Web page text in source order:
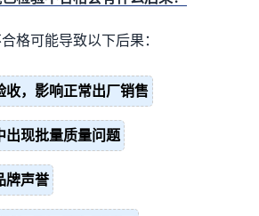
格可能导致以下后果：
收，影响正常出厂销售
出现批量质量问题
牌声誉